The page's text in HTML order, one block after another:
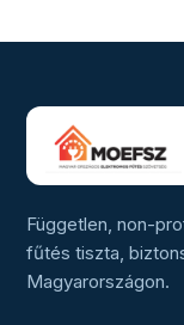
Független, non-
fűtés tiszta,
Magyarországon.